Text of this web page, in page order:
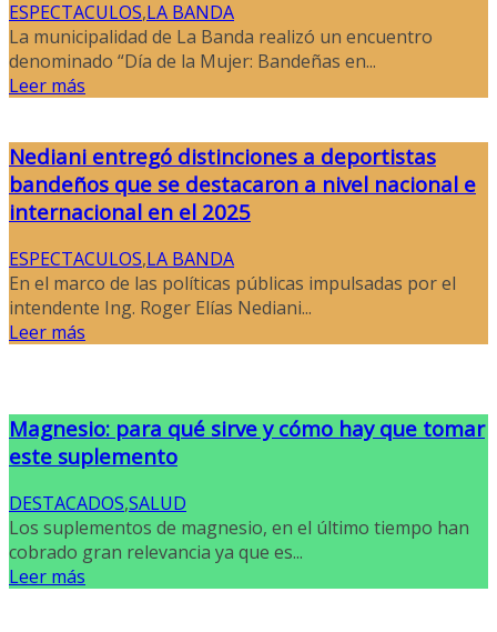
ESPECTACULOS,LA BANDA
La municipalidad de La Banda realizó un encuentro
denominado “Día de la Mujer: Bandeñas en...
Leer más
Nediani entregó distinciones a deportistas
bandeños que se destacaron a nivel nacional e
internacional en el 2025
ESPECTACULOS,LA BANDA
En el marco de las políticas públicas impulsadas por el
intendente Ing. Roger Elías Nediani...
Leer más
Magnesio: para qué sirve y cómo hay que tomar
este suplemento
DESTACADOS,SALUD
Los suplementos de magnesio, en el último tiempo han
cobrado gran relevancia ya que es...
Leer más